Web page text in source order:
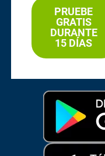
PRUEBE
GRATIS
DURANTE
15 DÍAS